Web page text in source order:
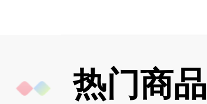
热门商品